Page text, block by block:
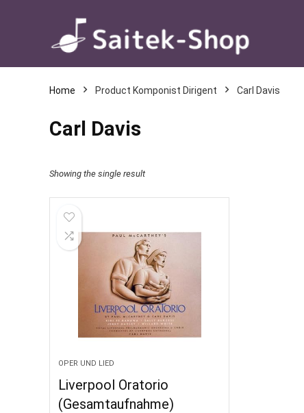
Home Product Komponist Dirigent Carl Davis
Carl Davis
Showing the single result
OPER UND LIED
Liverpool Oratorio
(Gesamtaufnahme)